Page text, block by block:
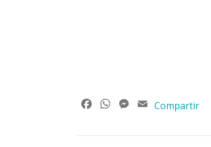
FacebookWhatsAppMessenger
Email
Compartir